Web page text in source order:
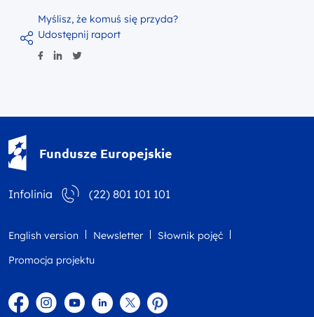
Myślisz, że komuś się przyda?
Udostępnij raport
Fundusze Europejskie
Infolinia (22) 801 101 101
English version Newsletter
Słownik pojęć
Promocja projektu
FacebookInstagram
YouTubeLinkedintwitterPinterest